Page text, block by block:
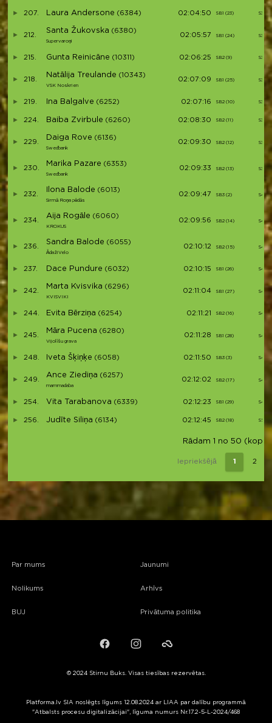
207. Laura Andersone (6384) 02:04:50 SB1 (23) S32
212.
Santa Žukovska (6380)
Supervaroņi
02:05:57 SB1 (24) S33
215. Gunta Reinicāne (10311) 02:06:25 SB2 (9) S34
218.
Natālija Treulande (10343)
VSK Noskrien
02:07:09 SB1 (25) S35
219. Ina Balgalve (6252) 02:07:16 SB2 (10) S36
224. Baiba Zvirbule (6260) 02:08:30 SB2 (11) S37
229.
Daiga Rove (6136)
Swedbank
02:09:30 SB2 (12) S38
230.
Marika Pazare (6353)
Swedbank
02:09:33 SB2 (13) S39
232.
Ilona Balode (6013)
Sirmā Roņa pēdās
02:09:47 SB3 (2) S40
234.
Aija Rogāle (6060)
KROKUS
02:09:56 SB2 (14) S41
236.
Sandra Balode (6055)
ĀdažiVelo
02:10:12 SB2 (15) S42
237. Dace Pundure (6032) 02:10:15 SB1 (26) S43
242.
Marta Kvisvika (6296)
KVISVIKI
02:11:04 SB1 (27) S44
244. Evita Bērziņa (6254) 02:11:21 SB2 (16) S45
245.
Māra Pucena (6280)
Vijolīšu grava
02:11:28 SB1 (28) S46
248. Iveta Šķiņķe (6058) 02:11:50 SB3 (3) S47
249.
Ance Ziediņa (6257)
mammadaba
02:12:02 SB2 (17) S48
254. Vita Tarabanova (6339) 02:12:23 SB1 (29) S49
256. Judīte Siliņa (6134) 02:12:45 SB2 (18) S50
Rādam 1 no 50 (kopā
Iepriekšējā 1 2
Par mums
Nolikums
BUJ
Jaunumi
Arhīvs
Privātuma politika
FacebookInstagramFailiem.lv
© 2024 Stirnu Buks. Visas tiesības rezervētas.
Platforma.lv SIA noslēgts līgums 12.08.2024 ar LIAA par dalību programmā
"Atbalsts procesu digitalizācijai", līguma numurs Nr.17.2-5-L-2024/468